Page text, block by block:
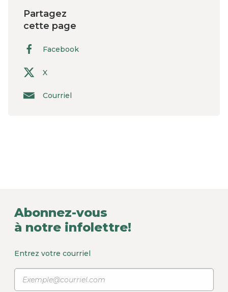
Partagez
cette page
Facebook
X
Courriel
Abonnez-vous
à notre infolettre!
Entrez votre courriel